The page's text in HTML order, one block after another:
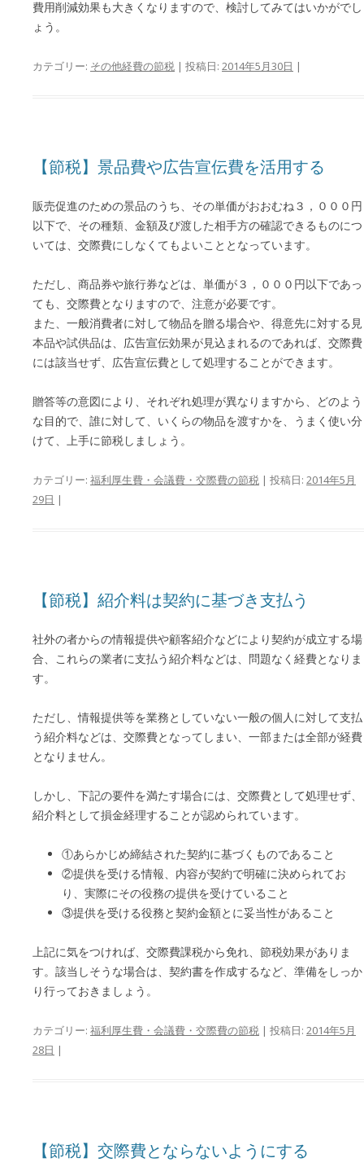
費用削減効果も大きくなりますので、検討してみてはいかがでし
ょう。
カテゴリー: その他経費の節税 | 投稿日: 2014年5月30日 |
【節税】景品費や広告宣伝費を活用する
販売促進のための景品のうち、その単価がおおむね３，０００円
以下で、その種類、金額及び渡した相手方の確認できるものにつ
いては、交際費にしなくてもよいこととなっています。
ただし、商品券や旅行券などは、単価が３，０００円以下であっ
ても、交際費となりますので、注意が必要です。
また、一般消費者に対して物品を贈る場合や、得意先に対する見
本品や試供品は、広告宣伝効果が見込まれるのであれば、交際費
には該当せず、広告宣伝費として処理することができます。
贈答等の意図により、それぞれ処理が異なりますから、どのよう
な目的で、誰に対して、いくらの物品を渡すかを、うまく使い分
けて、上手に節税しましょう。
カテゴリー: 福利厚生費・会議費・交際費の節税 | 投稿日: 2014年5月
29日 |
【節税】紹介料は契約に基づき支払う
社外の者からの情報提供や顧客紹介などにより契約が成立する場
合、これらの業者に支払う紹介料などは、問題なく経費となりま
す。
ただし、情報提供等を業務としていない一般の個人に対して支払
う紹介料などは、交際費となってしまい、一部または全部が経費
となりません。
しかし、下記の要件を満たす場合には、交際費として処理せず、
紹介料として損金経理することが認められています。
①あらかじめ締結された契約に基づくものであること
②提供を受ける情報、内容が契約で明確に決められてお
り、実際にその役務の提供を受けていること
③提供を受ける役務と契約金額とに妥当性があること
上記に気をつければ、交際費課税から免れ、節税効果がありま
す。該当しそうな場合は、契約書を作成するなど、準備をしっか
り行っておきましょう。
カテゴリー: 福利厚生費・会議費・交際費の節税 | 投稿日: 2014年5月
28日 |
【節税】交際費とならないようにする